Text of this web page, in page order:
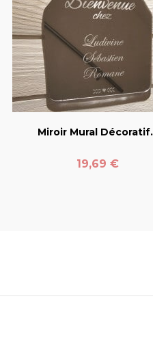
favorite_border
Miroir Mural
Prix
19,69 €